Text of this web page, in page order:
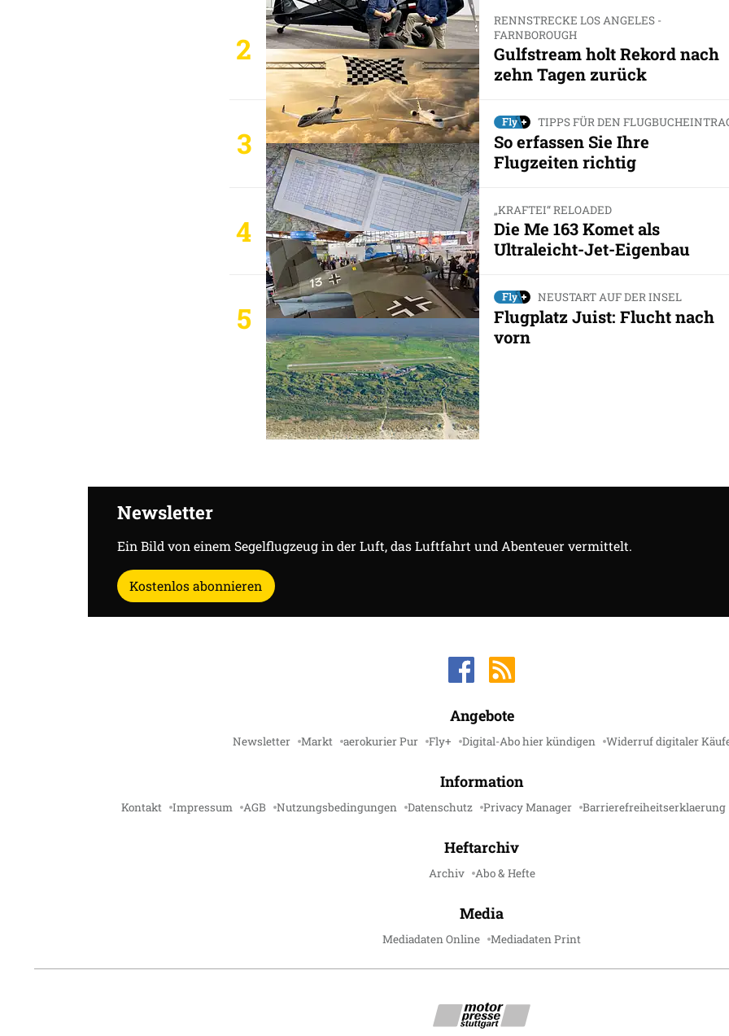
2
RENNSTRECKE LOS ANGELES -
FARNBOROUGH
Gulfstream holt Rekord nach
zehn Tagen zurück
3
TIPPS FÜR DEN
So erfassen Sie Ihre
Flugzeiten richtig
4
„KRAFTEI“ RELOADED
Die Me 163 Komet als
Ultraleicht-Jet-Eigenbau
5
NEUSTART AUF DER INSEL
Flugplatz Juist: Flucht nach
vorn
Newsletter
Ein Bild von einem Segelflugzeug in der Luft, das Luftfahrt und Abenteuer vermittelt.
Kostenlos abonnieren
Angebote
Newsletter Markt aerokurier Pur Fly+ Digital-Abo hier kündigen Widerruf digitaler
Information
Kontakt Impressum AGB Nutzungsbedingungen Datenschutz Privacy Manager Barrierefreiheitserklaerung
Heftarchiv
Archiv Abo & Hefte
Media
Mediadaten Online Mediadaten Print